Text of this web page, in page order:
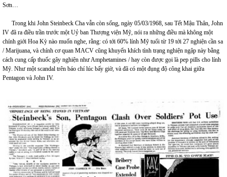
Sơn…
Trong khi John Steinbeck Cha vẫn còn sống, ngày 05/03/1968, sau Tết Mậu Thân, John
IV đã ra điều trần trước một Uỷ ban Thượng viện Mỹ, nói ra những điều mà không một
chính giới Hoa Kỳ nào muốn nghe, rằng: có tới 60% lính Mỹ tuổi từ 19 tới 27 nghiện cần sa
/ Marijuana, và chính cơ quan MACV cũng khuyến khích tình trạng nghiện ngập này bằng
cách cung cấp thuốc gây nghiện như Amphetamines / hay còn được gọi là pep pills cho lính
Mỹ. Như một scandal trên báo chí lúc bấy giờ, và đã có một đụng độ công khai giữa
Pentagon và John IV.